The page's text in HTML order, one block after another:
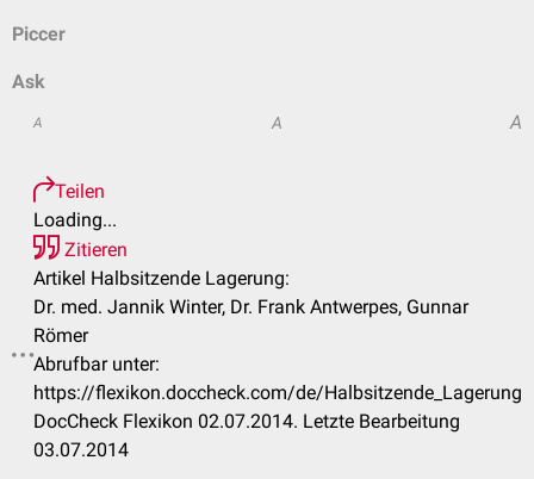
Piccer
Ask
A A A
Teilen
Loading...
Zitieren
Artikel Halbsitzende Lagerung:
Dr. med. Jannik Winter, Dr. Frank Antwerpes, Gunnar
Römer
Abrufbar unter:
https://flexikon.doccheck.com/de/Halbsitzende_Lagerung
DocCheck Flexikon 02.07.2014. Letzte Bearbeitung
03.07.2014